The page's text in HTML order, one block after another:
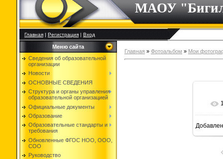
МАОУ
Главная|Регистрация|Вход
Меню сайта
Сведения об образовательной
организации
Новости
ОСНОВНЫЕ СВЕДЕНИЯ
Структура и органы управления
образовательной организацией
Официальные документы
Образование
Образовательные стандарты и
требования
Обновленные ФГОС НОО, ООО,
СОО
Руководство
Главная » Фотоальбом » Мои